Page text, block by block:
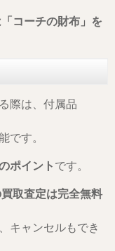
コーチの財布」 を
際は、付属品
です。
ポイント です。
取査定は完全無料
キャンセルもでき